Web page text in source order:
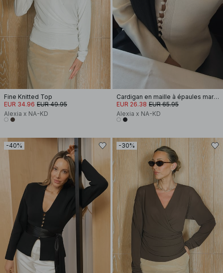
Fine Knitted Top
EUR 34.96 EUR 49.95
Alexia x NA-KD
Cardigan en maille à épaules marquées
EUR 26.38 EUR 65.95
Alexia x NA-KD
-40% -30%